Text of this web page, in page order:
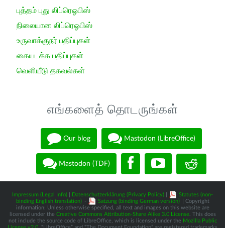
புத்தம் புது லிப்ரெஓபிஸ்
நிலையான லிப்ரெஓபிஸ்
உருவாக்குநர் பதிப்புகள்
கையடக்க பதிப்புகள்
வெளியீடு தகவல்கள்
எங்களைத் தொடருங்கள்
Our blog Mastodon (LibreOffice)
Mastodon (TDF)
Impressum (Legal Info) Datenschutzerklärung (Privacy Policy)
Statutes (non-
binding English translation) - Satzung (binding German version)
| Copyright
information: Unless otherwise specified, all text and images on this website are
licensed under the Creative Commons Attribution-Share Alike 3.0 License. This does
not include the source code of LibreOffice, which is licensed under the Mozilla Public